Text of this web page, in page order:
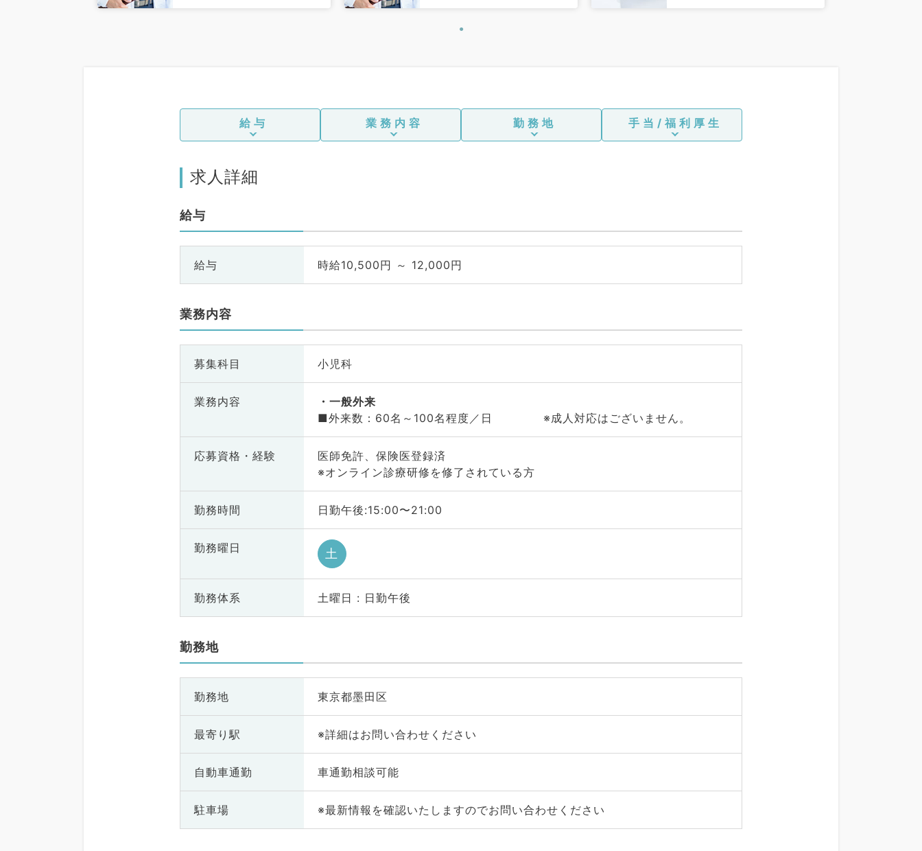
給与 業務内容 勤務地 手当/福利厚生
求人詳細
給与
給与 時給10,500円 ～ 12,000円
業務内容
募集科目 小児科
業務内容
一般外来
■外来数：60名～100名程度／日 ※成人対応はございません。
応募資格・ 経験
医師免許、保険医登録済
※オンライン診療研修を修了されている方
勤務時間 日勤午後:15:00〜21:00
勤務曜日 土
勤務体系 土曜日 : 日勤午後
勤務地
勤務地 東京都墨田区
最寄り駅 ※詳細はお問い合わせください
自動車通勤 車通勤相談可能
駐車場 ※最新情報を確認いたしますのでお問い合わせください